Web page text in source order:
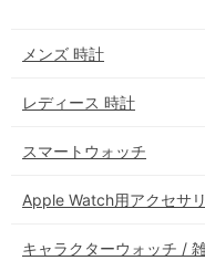
メンズ 時計
レディース 時計
スマートウォッチ
Apple Watch用アクセサ
キャラクターウォッチ /